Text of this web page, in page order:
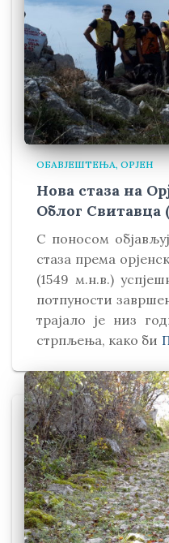
ОБАВЈЕШТЕЊА ОРЈЕН
Нова стаза на
Облог
С поносом
стаза према
(1549 м.н.в.)
потпуности
трајало је низ
стрпљења, како би